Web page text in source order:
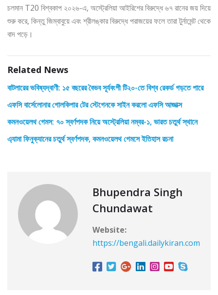
চলমান T20 বিশ্বকাপ ২০২৬-এ, অস্ট্রেলিয়া আইরিশের বিরুদ্ধে ৬৭ রানের জয় দিয়ে
শুরু করে, কিন্তু জিম্বাবুয়ে এবং শ্রীলঙ্কার বিরুদ্ধে পরাজয়ের ফলে তারা টুর্নামেন্ট থেকে
বাদ পড়ে।
Related News
বাটলারের ভবিষ্যদ্বাণী: ১৫ বছরের বৈভব সূর্যবংশী টি২০-তে বিশ্ব রেকর্ড গড়তে পারে
এফসি বার্সেলোনার গোলকিপার টের স্টেগেনকে সাইন করলো এফসি আজাক্স
কমনওয়েলথ গেমস: ৭০ স্বর্ণপদক নিয়ে অস্ট্রেলিয়া নম্বর-১, ভারত চতুর্থ স্থানে
এ্যামা ফিনুক্যানের চতুর্থ স্বর্ণপদক, কমনওয়েলথ গেমসে ইতিহাস রচনা
Bhupendra Singh
Chundawat
Website:
https://bengali.dailykiran.com